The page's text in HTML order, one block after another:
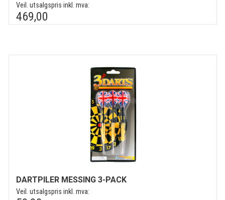
Veil. utsalgspris inkl. mva:
469,00
DARTPILER MESSING 3-PACK
Veil. utsalgspris inkl. mva: